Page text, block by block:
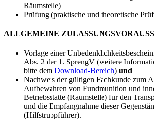
Räumstelle)
Prüfung (praktische und theoretische
ALLGEMEINE
Vorlage einer
Abs. 2 der 1. SprengV (weitere
bitte dem Download-Bereich) und
Nachweis der gültigen Fachkunde zum
Aufbewahren von Fundmunition und
Betriebsstätte (Räumstelle) für den
und die Empfangnahme dieser
(Hilfstruppführer).